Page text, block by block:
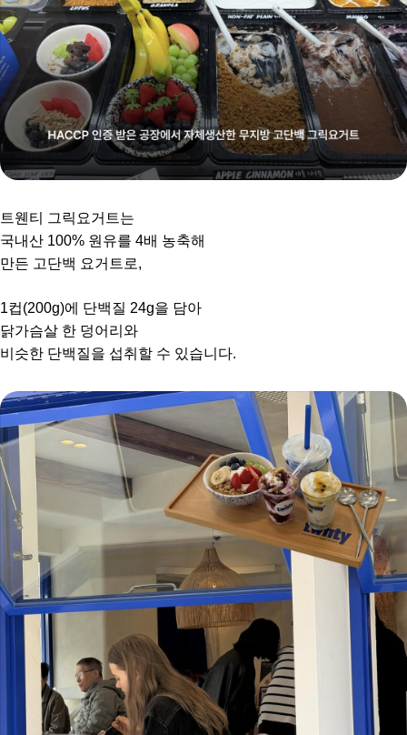
트웬티 그릭요거트는
국내산 100% 원유를 4배 농축해
만든 고단백 요거트로,
1컵(200g)에 단백질 24g을 담아
닭가슴살 한 덩어리와
비슷한 단백질을 섭취할 수 있습니다.